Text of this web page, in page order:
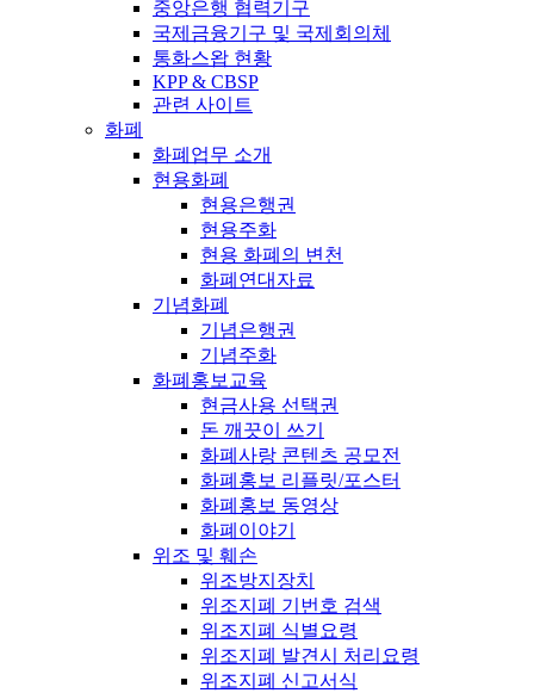
중앙은행 협력기구
국제금융기구 및 국제회의체
통화스왑 현황
KPP & CBSP
관련 사이트
화폐
화폐업무 소개
현용화폐
현용은행권
현용주화
현용 화폐의 변천
화폐연대자료
기념화폐
기념은행권
기념주화
화폐홍보교육
현금사용 선택권
돈 깨끗이 쓰기
화폐사랑 콘텐츠 공모전
화폐홍보 리플릿/포스터
화폐홍보 동영상
화폐이야기
위조 및 훼손
위조방지장치
위조지폐 기번호 검색
위조지폐 식별요령
위조지폐 발견시 처리요령
위조지폐 신고서식